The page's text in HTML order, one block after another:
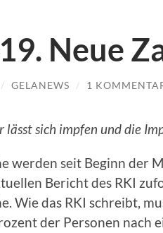
Neue
/ GELANEWS / 1
lässt sich impfen und die
werden seit Beginn der
Bericht des RKI
Wie das RKI schreibt,
der Personen nach